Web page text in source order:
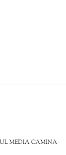
MEDIA CAMINA